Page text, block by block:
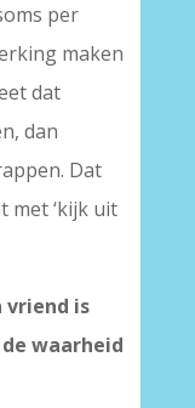
per
maken
dat
dan
Dat
met ‘kijk uit
vriend is
waarheid